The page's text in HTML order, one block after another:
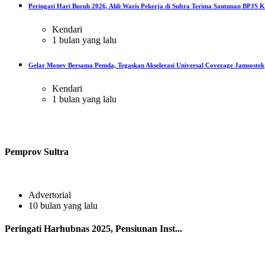
Peringati Hari Buruh 2026, Ahli Waris Pekerja di Sultra Terima Santunan BPJS
Kendari
1 bulan yang lalu
Gelar Monev Bersama Pemda, Tegaskan Akselerasi Universal Coverage Jamsostek
Kendari
1 bulan yang lalu
Pemprov Sultra
Advertorial
10 bulan yang lalu
Peringati Harhubnas 2025, Pensiunan Inst...